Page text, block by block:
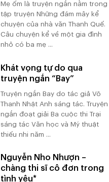
Mẹ ốm là truyện ngắn nằm trong
tập truyện Những đám mây kể
chuyện của nhà văn Thanh Quế.
Câu chuyện kể về một gia đình
nhỏ có ba mẹ ...
Khát vọng tự do qua
truyện ngắn “Bay”
Truyện ngắn Bay do tác giả Võ
Thanh Nhật Anh sáng tác. Truyện
ngắn đoạt giải Ba cuộc thi Trại
sáng tác Văn học và Mỹ thuật
thiếu nhi năm ...
Nguyễn Nho Nhượn –
chàng thi sĩ cô đơn trong
tình yêu*